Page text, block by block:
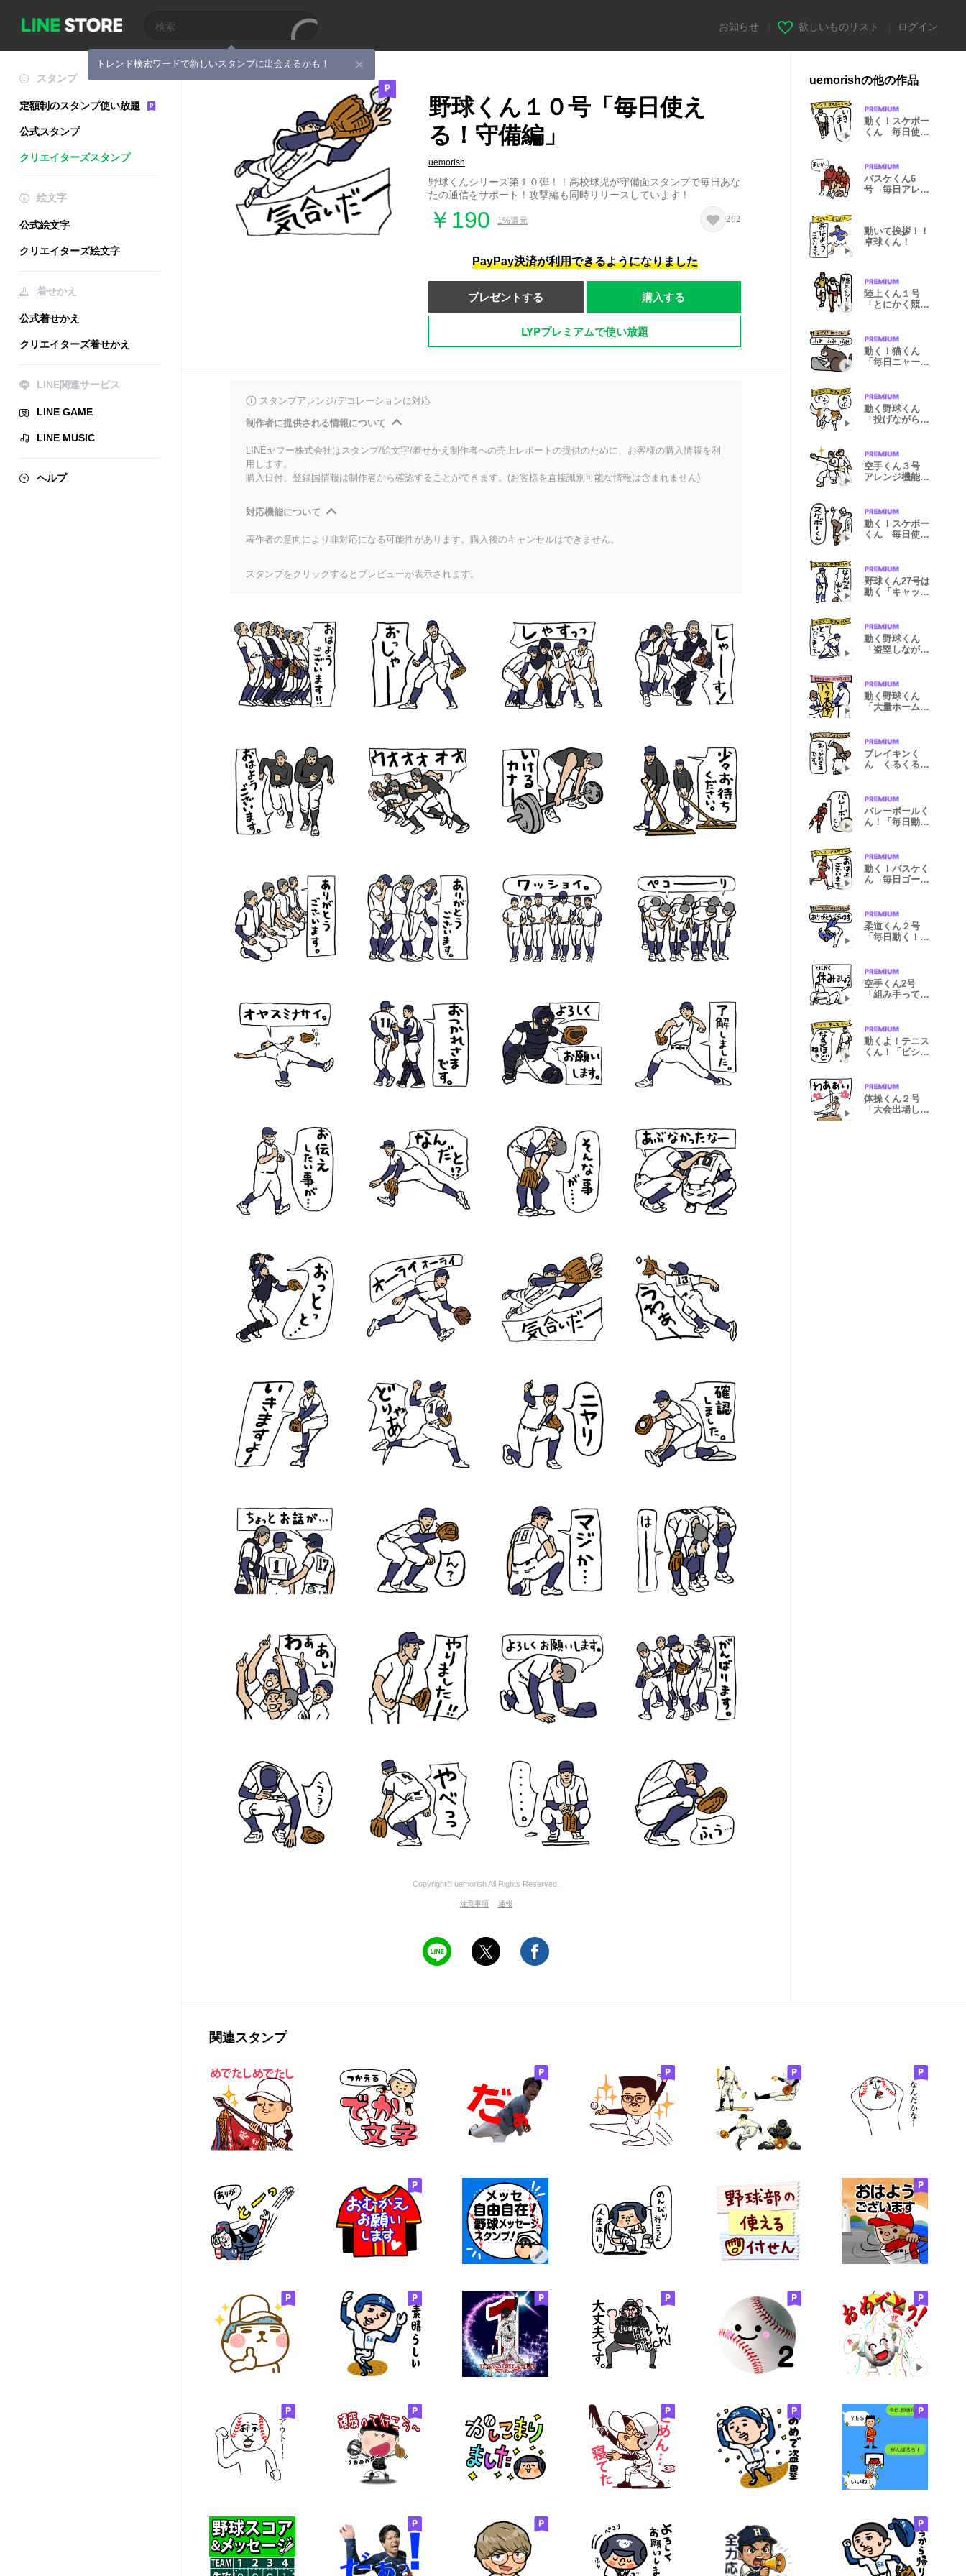
トレンド検索ワードで新しいスタンプに出会えるかも！
お知らせ 欲しいものリスト ログイン
スタンプ
定額制のスタンプ使い放題
公式スタンプ
クリエイターズスタンプ
絵文字
公式絵文字
クリエイターズ絵文字
着せかえ
公式着せかえ
クリエイターズ着せかえ
LINE関連サービス
LINE GAME
LINE MUSIC
ヘルプ
野球くん１０号「毎日使え
る！守備編」
uemorish
野球くんシリーズ第１０弾！！高校球児が守備面スタンプで毎日あな
たの通信をサポート！攻撃編も同時リリースしています！
￥190 1%還元 262
PayPay決済が利用できるようになりました
プレゼントする 購入する
LYPプレミアムで使い放題
スタンプアレンジ/デコレーションに対応
制作者に提供される情報について
LINEヤフー株式会社はスタンプ/絵文字/着せかえ制作者への売上レポートの提供のために、お客様の購入情報を利
用します。
購入日付、登録国情報は制作者から確認することができます。(お客様を直接識別可能な情報は含まれません)
対応機能について
著作者の意向により非対応になる可能性があります。購入後のキャンセルはできません。
スタンプをクリックするとプレビューが表示されます。
Copyright© uemorish All Rights Reserved.
注意事項 通報
uemorishの他の作品
動く！スケボー
くん 毎日使え
バスケくん6
号 毎日アレン
動いて挨拶！！
卓球くん！
陸上くん１号
「とにかく競技
動く！猫くん
「毎日ニャーニ
動く野球くん
「投げながら挨
空手くん３号
アレンジ機能で
動く！スケボー
くん 毎日使え
野球くん27号は
動く「キャッチ
動く野球くん
「盗塁しながら
動く野球くん
「大量ホームラ
ブレイキンく
ん くるくる回
バレーボールく
ん！「毎日動く
動く！バスケく
ん 毎日ゴール
柔道くん２号
「毎日動く！試
空手くん2号
「組み手っての
動くよ！テニス
くん！「ビシバ
体操くん２号
「大会出場しつ
関連スタンプ